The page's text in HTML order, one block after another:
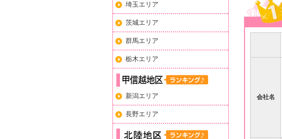
埼玉エリア
茨城エリア
群馬エリア
栃木エリア
新潟エリア
長野エリア